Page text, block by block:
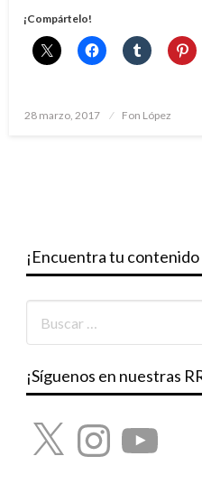
¡Compártelo!
Publicado
28 marzo, 2017 Fon López
¡Encuentra tu
¡Síguenos en nuestras
X InstagramYouTube